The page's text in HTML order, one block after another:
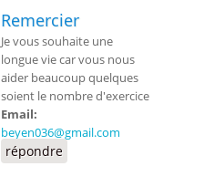
Remercier
Je vous souhaite une
longue vie car vous nous
aider beaucoup quelques
soient le nombre d'exercice
Email:
beyen036@gmail.com
répondre